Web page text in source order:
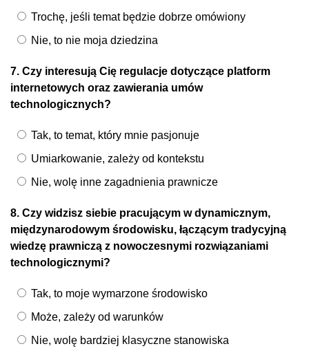
Trochę, jeśli temat będzie dobrze omówiony
Nie, to nie moja dziedzina
7. Czy interesują Cię regulacje dotyczące platform
internetowych oraz zawierania umów
technologicznych?
Tak, to temat, który mnie pasjonuje
Umiarkowanie, zależy od kontekstu
Nie, wolę inne zagadnienia prawnicze
8. Czy widzisz siebie pracującym w dynamicznym,
międzynarodowym środowisku, łączącym tradycyjną
wiedzę prawniczą z nowoczesnymi rozwiązaniami
technologicznymi?
Tak, to moje wymarzone środowisko
Może, zależy od warunków
Nie, wolę bardziej klasyczne stanowiska